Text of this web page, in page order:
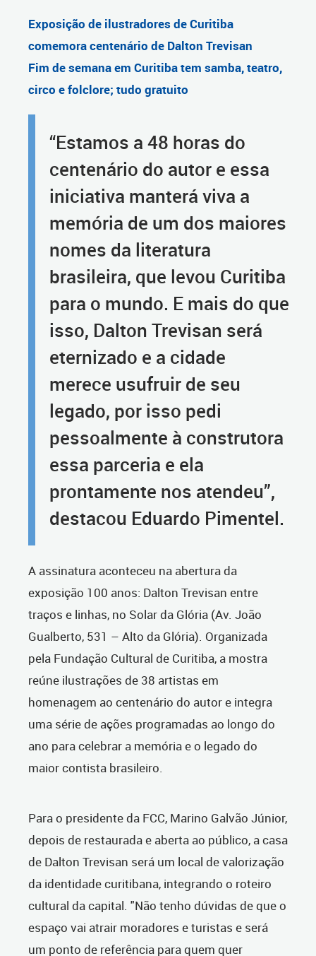
Exposição de ilustradores de Curitiba
comemora centenário de Dalton Trevisan
Fim de semana em Curitiba tem samba, teatro,
circo e folclore; tudo gratuito
“Estamos a 48 horas do
centenário do autor e essa
iniciativa manterá viva a
memória de um dos maiores
nomes da literatura
brasileira, que levou Curitiba
para o mundo. E mais do que
isso, Dalton Trevisan será
eternizado e a cidade
merece usufruir de seu
legado, por isso pedi
pessoalmente à construtora
essa parceria e ela
prontamente nos atendeu”,
destacou Eduardo Pimentel.
A assinatura aconteceu na abertura da
exposição 100 anos: Dalton Trevisan entre
traços e linhas, no Solar da Glória (Av. João
Gualberto, 531 – Alto da Glória). Organizada
pela Fundação Cultural de Curitiba, a mostra
reúne ilustrações de 38 artistas em
homenagem ao centenário do autor e integra
uma série de ações programadas ao longo do
ano para celebrar a memória e o legado do
maior contista brasileiro.
Para o presidente da FCC, Marino Galvão Júnior,
depois de restaurada e aberta ao público, a casa
de Dalton Trevisan será um local de valorização
da identidade curitibana, integrando o roteiro
cultural da capital. "Não tenho dúvidas de que o
espaço vai atrair moradores e turistas e será
um ponto de referência para quem quer